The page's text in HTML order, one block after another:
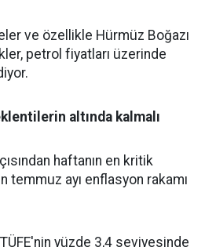
ve özellikle Hürmüz Boğazı
petrol fiyatları üzerinde
altında kalmalı
haftanın en kritik
temmuz ayı enflasyon rakamı
yüzde 3,4 seviyesinde